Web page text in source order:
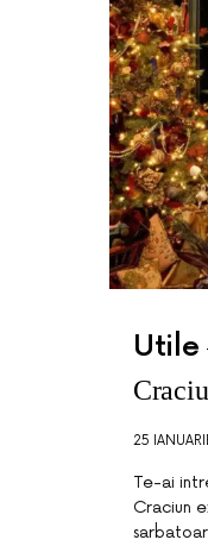
Utile
25
Te-ai
Craciun